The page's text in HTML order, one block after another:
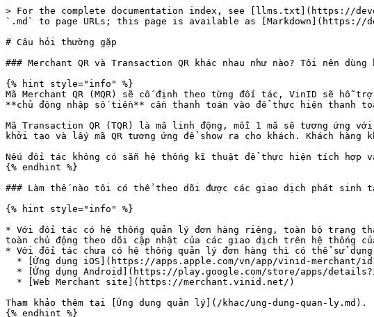
> For the complete documentation index, see [llms.txt](https://
`.md` to page URLs; this page is available as [Markdown](https://
# Câu hỏi thường gặp
### Merchant QR và Transaction QR khác nhau như nào? Tôi nên
{% hint style="info" %}
Mã Merchant QR (MQR) sẽ cố định theo từng đối tác, VinID sẽ hỗ
**chủ động nhập số tiền** cần thanh toán vào để thực hiện thanh
Mã Transaction QR (TQR) là mã linh động, mỗi 1 mã sẽ tương ứng
khởi tạo và lấy mã QR tương ứng để show ra cho khách. Khách
Nếu đối tác không có sẵn hệ thống kĩ thuật để thực hiện tích hợp
{% endhint %}
### Làm thế nào tôi có thể theo dõi được các giao dịch phát sinh
{% hint style="info" %}
* Với đối tác có hệ thống quản lý đơn hàng riêng, toàn bộ trạng
toàn chủ động theo dõi cập nhật của các giao dịch trên hệ thống
* Với đối tác chưa có hệ thống quản lý đơn hàng thì có thể sử
Tham khảo thêm tại [Ứng dụng quản lý](/khac/ung-dung-quan-ly.md).